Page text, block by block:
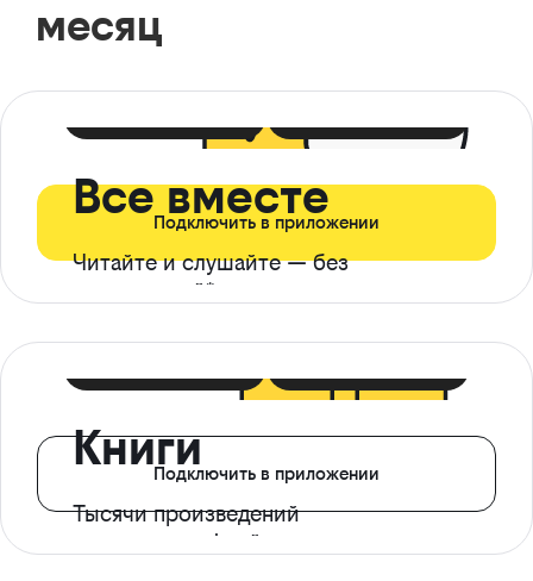
месяц
Все вместе
Читайте и слушайте — без
ограничений*
Подключить в приложении
Книги
Тысячи произведений
с доступом офлайн
Подключить в приложении